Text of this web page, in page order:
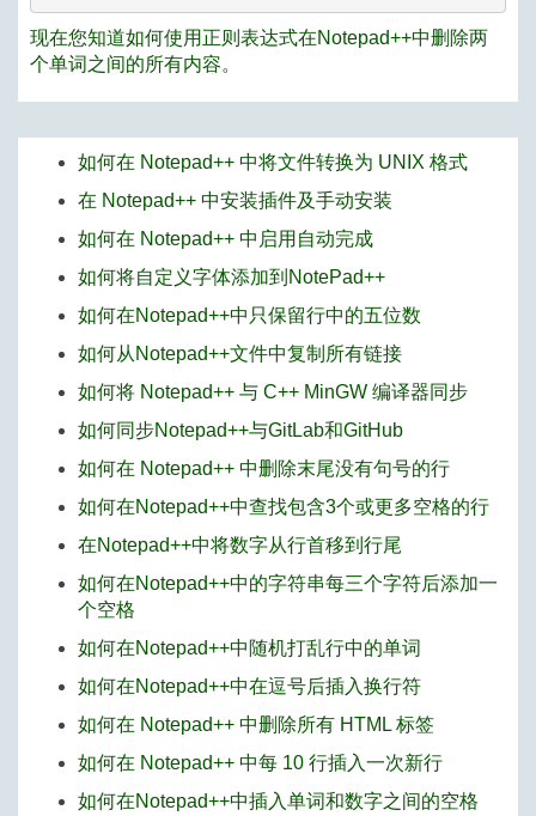
现在您知道如何使用正则表达式在Notepad++中删除两
个单词之间的所有内容。
如何在 Notepad++ 中将文件转换为 UNIX 格式
在 Notepad++ 中安装插件及手动安装
如何在 Notepad++ 中启用自动完成
如何将自定义字体添加到NotePad++
如何在Notepad++中只保留行中的五位数
如何从Notepad++文件中复制所有链接
如何将 Notepad++ 与 C++ MinGW 编译器同步
如何同步Notepad++与GitLab和GitHub
如何在 Notepad++ 中删除末尾没有句号的行
如何在Notepad++中查找包含3个或更多空格的行
在Notepad++中将数字从行首移到行尾
如何在Notepad++中的字符串每三个字符后添加一
个空格
如何在Notepad++中随机打乱行中的单词
如何在Notepad++中在逗号后插入换行符
如何在 Notepad++ 中删除所有 HTML 标签
如何在 Notepad++ 中每 10 行插入一次新行
如何在Notepad++中插入单词和数字之间的空格